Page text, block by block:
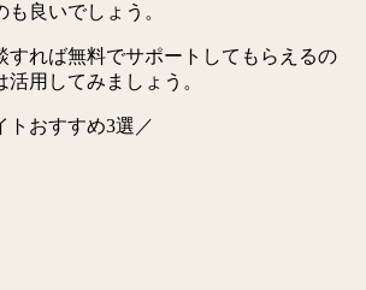
良いでしょう。
すれば無料でサポートしてもらえるの
用してみましょう。
トおすすめ3選／